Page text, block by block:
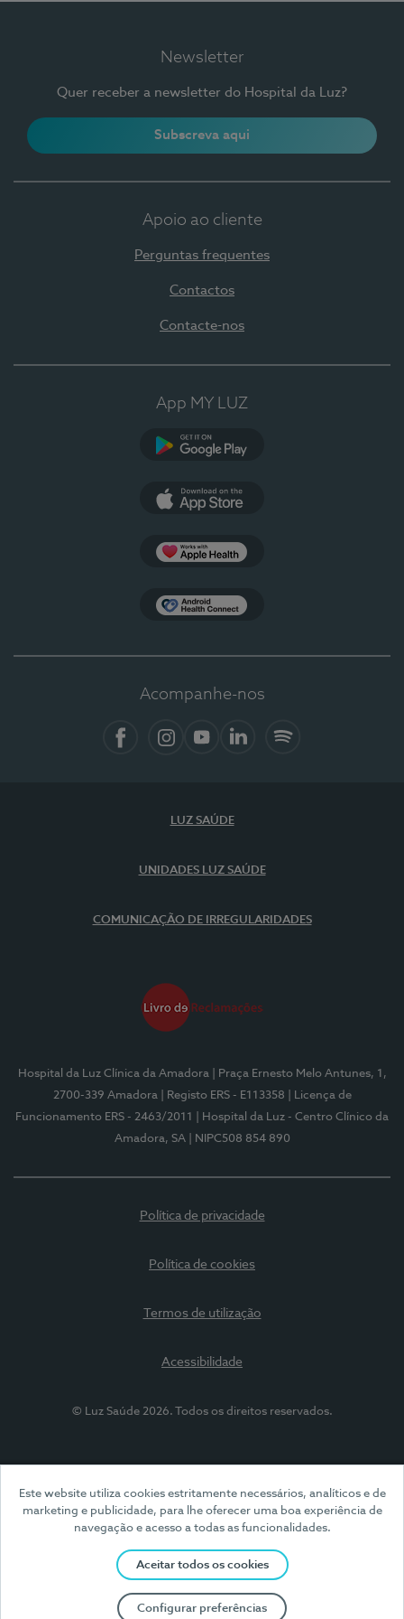
Este website utiliza cookies estritamente necessários, analíticos e de
marketing e publicidade, para lhe oferecer uma boa experiência de
navegação e acesso a todas as funcionalidades.
Aceitar todos os cookies
Configurar preferências
Newsletter
Quer receber a newsletter do Hospital da Luz?
Subscreva aqui
Apoio ao cliente
Perguntas frequentes
Contactos
Contacte-nos
App MY LUZ
Acompanhe-nos
LUZ SAÚDE
UNIDADES LUZ SAÚDE
COMUNICAÇÃO DE IRREGULARIDADES
Hospital da Luz Clínica da Amadora
| Praça Ernesto Melo Antunes, 1,
2700-339 Amadora
| Registo ERS - E113358
| Licença de
Funcionamento ERS - 2463/2011
| Hospital da Luz - Centro Clínico da
Amadora, SA
| NIPC508 854 890
Política de privacidade
Política de cookies
Termos de utilização
Acessibilidade
© Luz Saúde 2026. Todos os direitos reservados.